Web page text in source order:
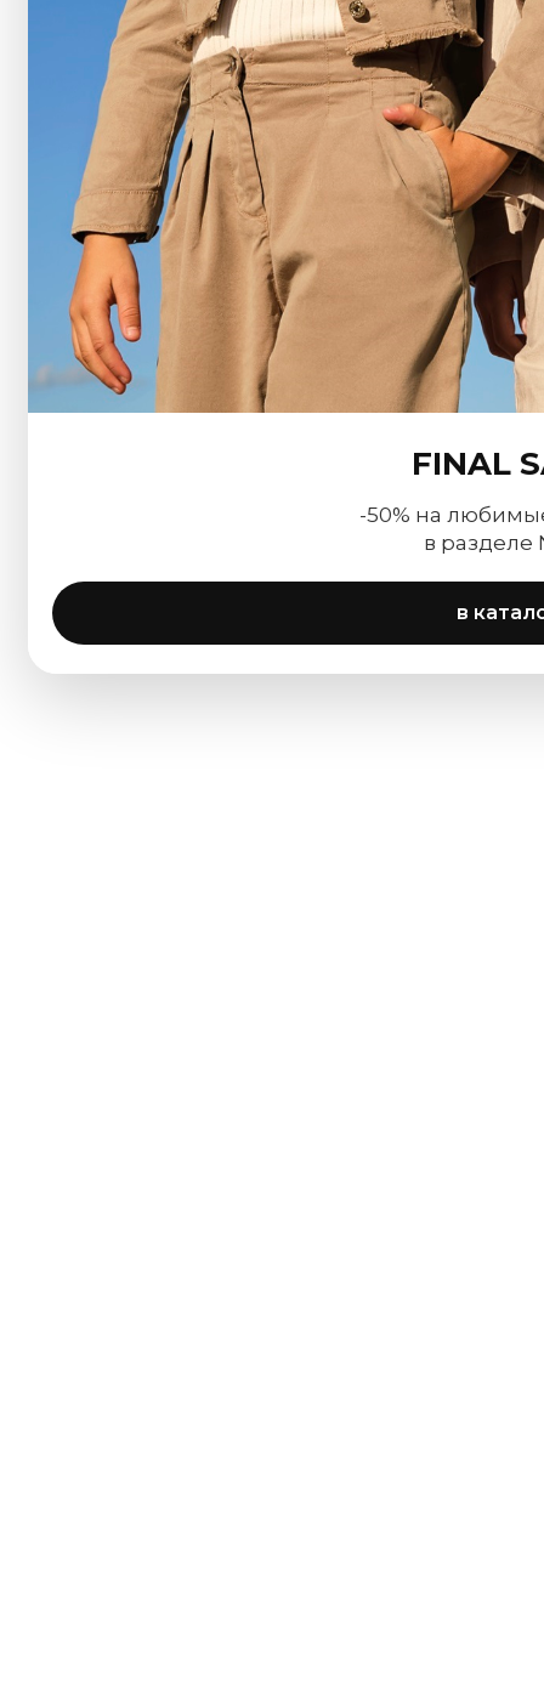
FINAL
-50% на
в разделе
в